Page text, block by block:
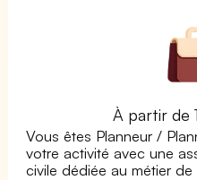
À partir de
Vous êtes Planneur /
votre activité avec une
civile dédiée au métier